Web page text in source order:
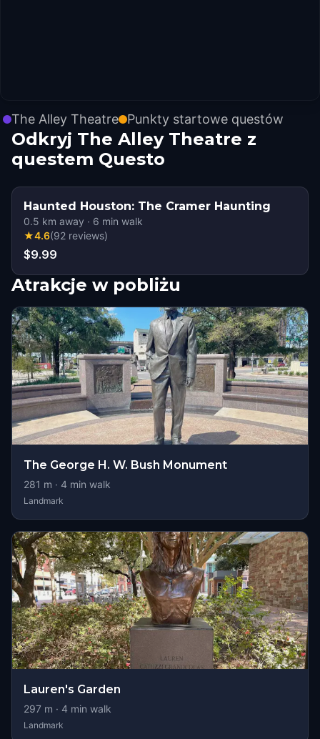
The Alley Theatre Punkty startowe questów
Odkryj The Alley Theatre z
questem Questo
Haunted Houston: The Cramer Haunting
0.5 km away · 6 min walk
★4.6(92 reviews)
$9.99
Atrakcje w pobliżu
The George H. W. Bush Monument
281 m · 4 min walk
Landmark
Lauren's Garden
297 m · 4 min walk
Landmark